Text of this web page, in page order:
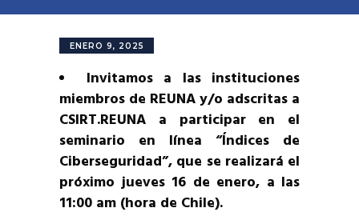
ENERO 9, 2025
Invitamos a las instituciones
miembros de REUNA y/o adscritas a
CSIRT.REUNA a participar en el
seminario en línea “Índices de
Ciberseguridad”, que se realizará el
próximo jueves 16 de enero, a las
11:00 am (hora de Chile).